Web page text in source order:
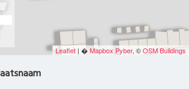
Leaflet | �Mapbox Pyber, ©OSM Buildings